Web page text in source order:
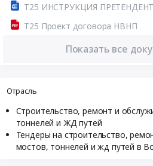
Т25 Проект договора НВНП
Показать все
Отрасль
Строительство, ремонт и
тоннелей и ЖД путей
Тендеры на строительство,
мостов, тоннелей и жд путей в